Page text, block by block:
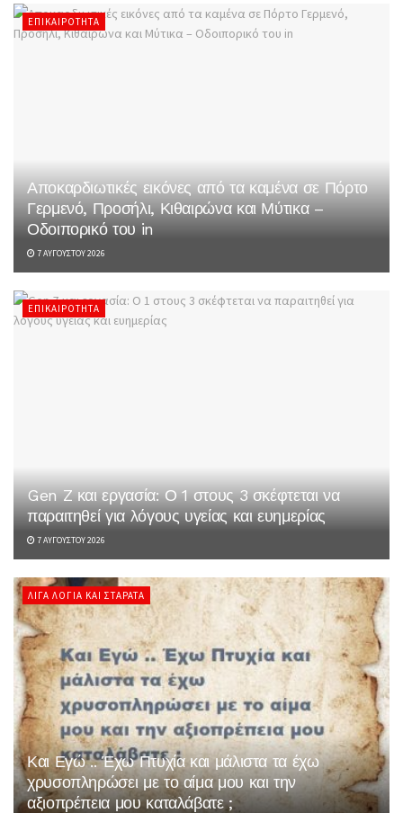
ΕΠΙΚΑΙΡΌΤΗΤΑ
Αποκαρδιωτικές εικόνες από τα καμένα σε Πόρτο
Γερμενό, Προσήλι, Κιθαιρώνα και Μύτικα –
Οδοιπορικό του in
7 ΑΥΓΟΎΣΤΟΥ 2026
ΕΠΙΚΑΙΡΌΤΗΤΑ
Gen Z και εργασία: Ο 1 στους 3 σκέφτεται να
παραιτηθεί για λόγους υγείας και ευημερίας
7 ΑΥΓΟΎΣΤΟΥ 2026
ΛΊΓΑ ΛΌΓΙΑ ΚΑΙ ΣΤΑΡΆΤΑ
Και Εγώ .. Έχω Πτυχία και μάλιστα τα έχω
χρυσοπληρώσει με το αίμα μου και την
αξιοπρέπεια μου καταλάβατε ;